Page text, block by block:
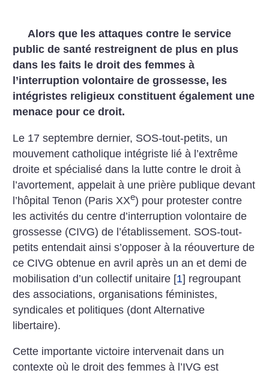
Alors que les attaques contre le service
public de santé restreignent de plus en plus
dans les faits le droit des femmes à
l’interruption volontaire de grossesse, les
intégristes religieux constituent également une
menace pour ce droit.
Le 17 septembre dernier, SOS-tout-petits, un
mouvement catholique intégriste lié à l’extrême
droite et spécialisé dans la lutte contre le droit à
l’avortement, appelait à une prière publique devant
l’hôpital Tenon (Paris XXe) pour protester contre
les activités du centre d’interruption volontaire de
grossesse (CIVG) de l’établissement. SOS-tout-
petits entendait ainsi s’opposer à la réouverture de
ce CIVG obtenue en avril après un an et demi de
mobilisation d’un collectif unitaire [1] regroupant
des associations, organisations féministes,
syndicales et politiques (dont Alternative
libertaire).
Cette importante victoire intervenait dans un
contexte où le droit des femmes à l’IVG est